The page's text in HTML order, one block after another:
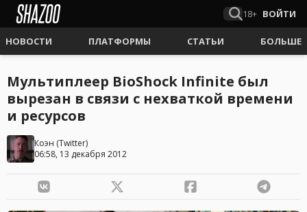
18+ ВОЙТИ
НОВОСТИ ПЛАТФОРМЫ СТАТЬИ БОЛЬШЕ
Мультиплеер BioShock Infinite был
вырезан в связи с нехваткой времени
и ресурсов
Коэн (Twitter)
06:58, 13 декабря 2012